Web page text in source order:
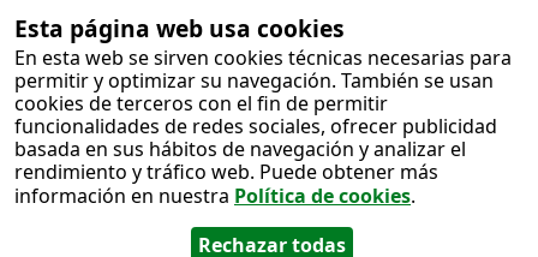
Esta página web usa cookies
En esta web se sirven cookies técnicas necesarias para
permitir y optimizar su navegación. También se usan
cookies de terceros con el fin de permitir
funcionalidades de redes sociales, ofrecer publicidad
basada en sus hábitos de navegación y analizar el
rendimiento y tráfico web. Puede obtener más
información en nuestra Política de cookies.